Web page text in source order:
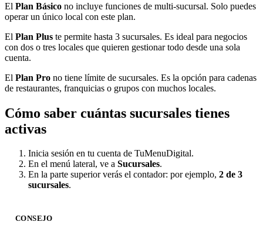
El Plan Básico no incluye funciones de multi-sucursal. Solo puedes
operar un único local con este plan.
El Plan Plus te permite hasta 3 sucursales. Es ideal para negocios
con dos o tres locales que quieren gestionar todo desde una sola
cuenta.
El Plan Pro no tiene límite de sucursales. Es la opción para cadenas
de restaurantes, franquicias o grupos con muchos locales.
Cómo saber cuántas sucursales tienes
activas
Inicia sesión en tu cuenta de TuMenuDigital.
En el menú lateral, ve a Sucursales.
En la parte superior verás el contador: por ejemplo, 2 de 3
sucursales.
CONSEJO